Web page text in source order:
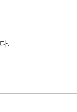
.